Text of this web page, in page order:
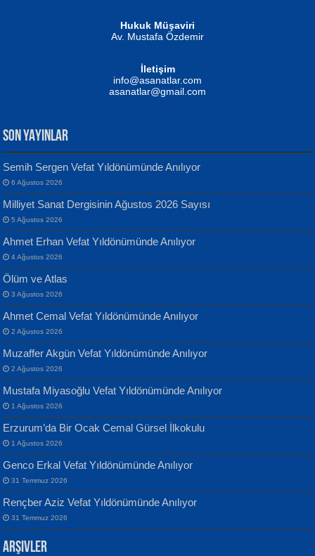
MUSTAFA KELOĞLU
Yarına İz Bırakmak...
ATİLLA ÖZEN
Sultan Olmadan Önce Eyüp...
EKREM KARABABA
Yılmaz Ekinci
Geceye Söylenen...
Banu Sancak
Defterimden İçeri...
İsmail Aydos
İnkisar...
Hukuk Müşaviri
Av. Mustafa Özdemir
İletişim
info@asanatlar.com
asanatlar@gmail.com
SON YAYINLAR
Semih Sergen Vefat Yıldönümünde Anılıyor
6 Ağustos 2026
Milliyet Sanat Dergisinin Ağustos 2026 Sayısı
5 Ağustos 2026
Ahmet Erhan Vefat Yıldönümünde Anılıyor
4 Ağustos 2026
Ölüm ve Atlas
3 Ağustos 2026
Ahmet Cemal Vefat Yıldönümünde Anılıyor
2 Ağustos 2026
Muzaffer Akgün Vefat Yıldönümünde Anılıyor
2 Ağustos 2026
Mustafa Miyasoğlu Vefat Yıldönümünde Anılıyor
1 Ağustos 2026
Erzurum’da Bir Ocak Cemal Gürsel İlkokulu
1 Ağustos 2026
Genco Erkal Vefat Yıldönümünde Anılıyor
31 Temmuz 2026
Rençber Aziz Vefat Yıldönümünde Anılıyor
31 Temmuz 2026
Arşivler